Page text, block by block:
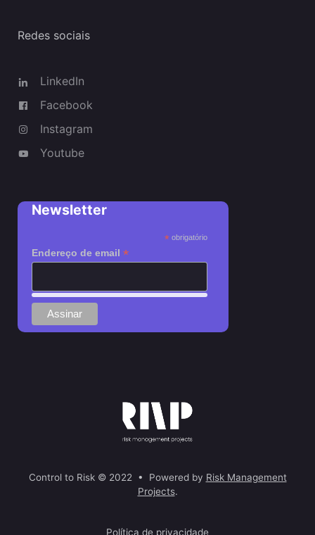
Redes sociais
LinkedIn
Facebook
Instagram
Youtube
Newsletter
*obrigatório
Endereço de email *
Control to Risk © 2022 • Powered by Risk Management
Projects.
Política de privacidade